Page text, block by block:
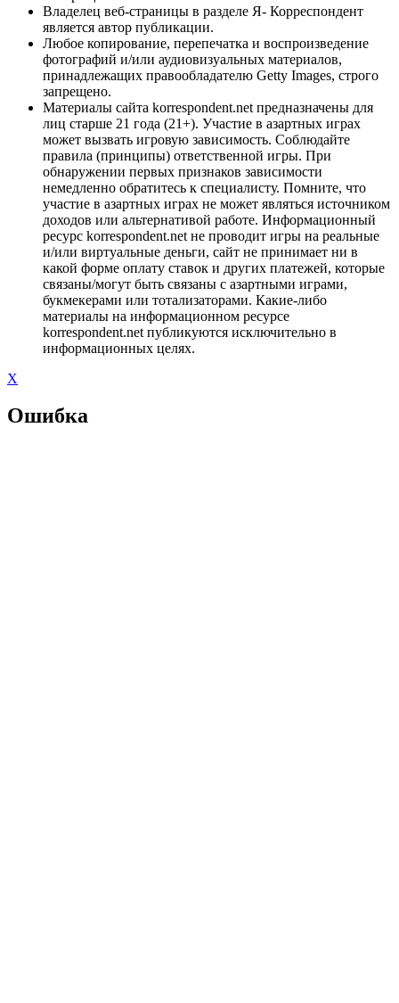
Владелец веб-страницы в разделе Я- Корреспондент
является автор публикации.
Любое копирование, перепечатка и воспроизведение
фотографий и/или аудиовизуальных материалов,
принадлежащих правообладателю Getty Images, строго
запрещено.
Материалы сайта korrespondent.net предназначены для
лиц старше 21 года (21+). Участие в азартных играх
может вызвать игровую зависимость. Соблюдайте
правила (принципы) ответственной игры. При
обнаружении первых признаков зависимости
немедленно обратитесь к специалисту. Помните, что
участие в азартных играх не может являться источником
доходов или альтернативой работе. Информационный
ресурс korrespondent.net не проводит игры на реальные
и/или виртуальные деньги, сайт не принимает ни в
какой форме оплату ставок и других платежей, которые
связаны/могут быть связаны с азартными играми,
букмекерами или тотализаторами. Какие-либо
материалы на информационном ресурсе
korrespondent.net публикуются исключительно в
информационных целях.
X
Ошибка